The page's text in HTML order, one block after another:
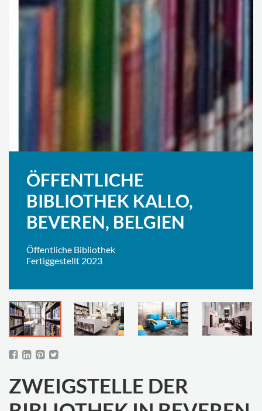
ÖFFENTLICHE
BIBLIOTHEK KALLO,
BEVEREN, BELGIEN
Öffentliche Bibliothek
Fertiggestellt 2023
ZWEIGSTELLE DER